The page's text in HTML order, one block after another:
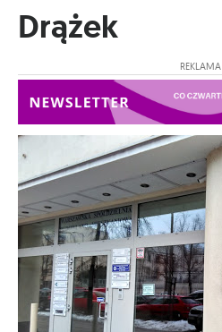
Drążek
REKLAMA